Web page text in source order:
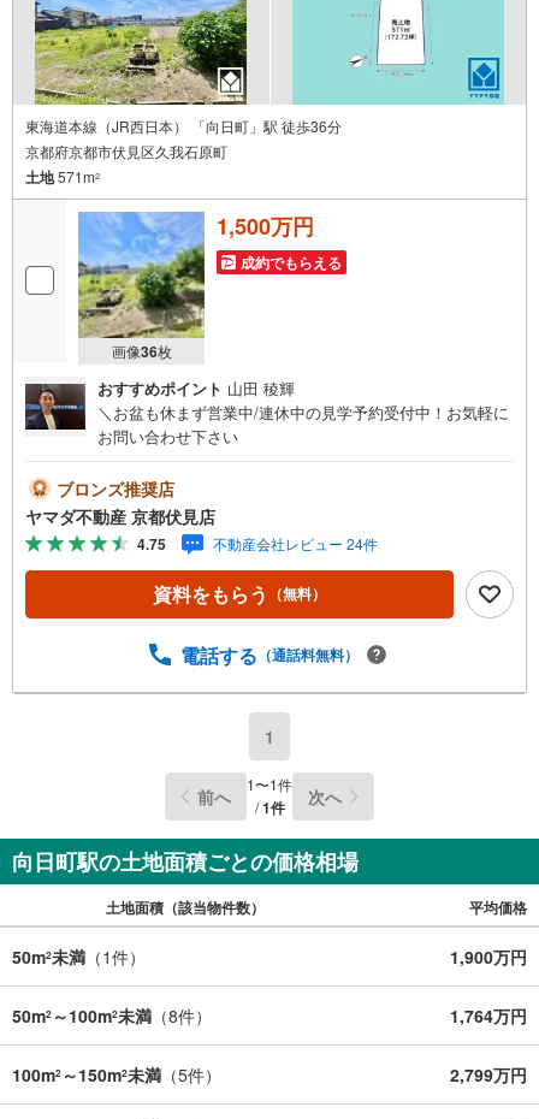
東海道本線（JR西日本） 「向日町」駅 徒歩36分
京都府京都市伏見区久我石原町
土地571m2
画像36枚
1,500万円
成約でもらえる
おすすめポイント 山田 稜輝
＼お盆も休まず営業中/連休中の見学予約受付中！お気軽に
お問い合わせ下さい
ブロンズ推奨店
ヤマダ不動産 京都伏見店
4.75 不動産会社レビュー 24件
資料をもらう （無料）
電話する （通話料無料）
1
前へ 1〜1件
/1件 次へ
向日町駅の土地面積ごとの価格相場
土地面積（該当物件数） 平均価格
50m2未満 （1件） 1,900万円
50m2 ～100m2未満 （8件） 1,764万円
100m2 ～150m2未満 （5件） 2,799万円